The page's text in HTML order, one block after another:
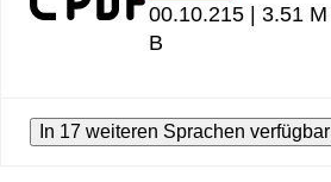
00.10.215 | 3.51 M
B
In 17 weiteren Sprachen verfügbar